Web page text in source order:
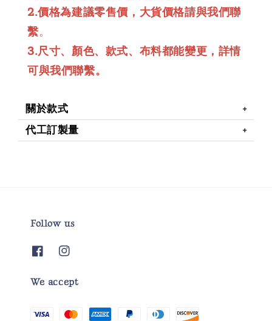
2.價格為建議零售價，大貨價格請與我們聯
繫。
3.尺寸、顏色、款式、布料都能變更，詳情
可與我們聯繫。
關於款式
代工訂製量
Follow us
We accept